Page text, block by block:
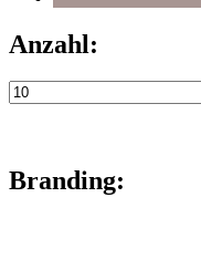
Anzahl:
Branding: